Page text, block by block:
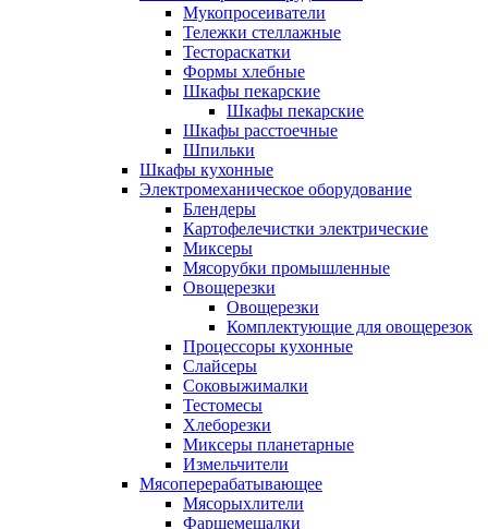
Мукопросеиватели
Тележки стеллажные
Тестораскатки
Формы хлебные
Шкафы пекарские
Шкафы пекарские
Шкафы расстоечные
Шпильки
Шкафы кухонные
Электромеханическое оборудование
Блендеры
Картофелечистки электрические
Миксеры
Мясорубки промышленные
Овощерезки
Овощерезки
Комплектующие для овощерезок
Процессоры кухонные
Слайсеры
Соковыжималки
Тестомесы
Хлеборезки
Миксеры планетарные
Измельчители
Мясоперерабатывающее
Мясорыхлители
Фаршемешалки